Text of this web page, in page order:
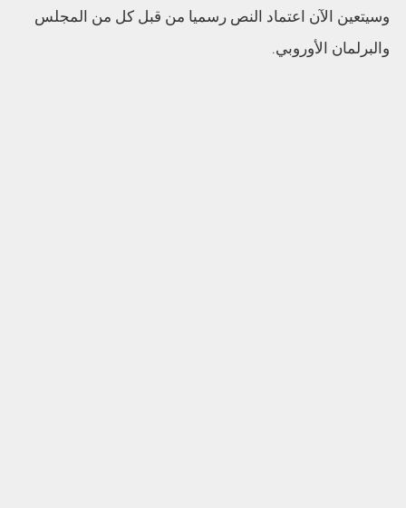
وسيتعين الآن اعتماد النص رسميا من قبل كل من المجلس
والبرلمان الأوروبي.